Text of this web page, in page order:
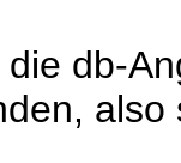
db-
also